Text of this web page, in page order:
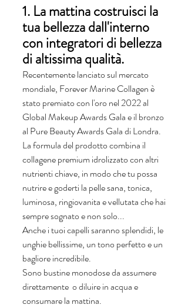
1. La mattina costruisci la
tua bellezza dall'interno
con integratori di bellezza
di altissima qualità.
Recentemente lanciato sul mercato
mondiale, Forever Marine Collagen è
stato premiato con l'oro nel 2022 al
Global Makeup Awards Gala e il bronzo
al Pure Beauty Awards Gala di Londra.
La formula del prodotto combina il
collagene premium idrolizzato con altri
nutrienti chiave, in modo che tu possa
nutrire e goderti la pelle sana, tonica,
luminosa, ringiovanita e vellutata che hai
sempre sognato e non solo...
Anche i tuoi capelli saranno splendidi, le
unghie bellissime, un tono perfetto e un
bagliore incredibile.
Sono bustine monodose da assumere
direttamente  o diluire in acqua e
consumare la mattina.